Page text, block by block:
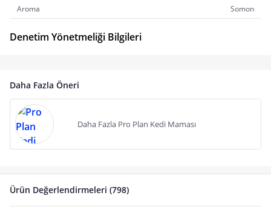
Aroma
Somon
Denetim Yönetmeliği Bilgileri
Daha Fazla Öneri
Daha Fazla Pro Plan Kedi Maması
Ürün Değerlendirmeleri (798)